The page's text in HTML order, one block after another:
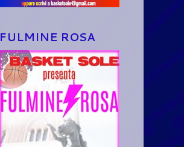
FULMINE ROSA